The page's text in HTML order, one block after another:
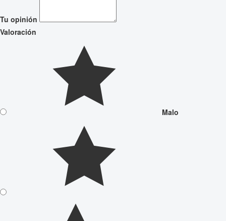
Tu opinión
Valoración
Malo